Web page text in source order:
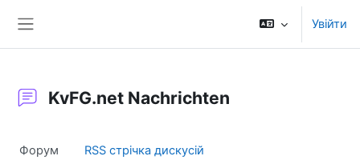
Увійти
KvFG.net Nachrichten
Форум RSS стрічка дискусій